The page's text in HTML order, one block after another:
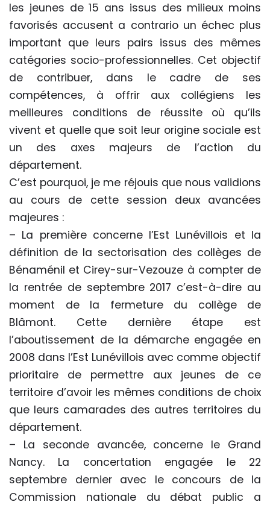
les jeunes de 15 ans issus des milieux moins
favorisés accusent a contrario un échec plus
important que leurs pairs issus des mêmes
catégories socio-professionnelles. Cet objectif
de contribuer, dans le cadre de ses
compétences, à offrir aux collégiens les
meilleures conditions de réussite où qu’ils
vivent et quelle que soit leur origine sociale est
un des axes majeurs de l’action du
département.
C’est pourquoi, je me réjouis que nous validions
au cours de cette session deux avancées
majeures :
– La première concerne l’Est Lunévillois et la
définition de la sectorisation des collèges de
Bénaménil et Cirey-sur-Vezouze à compter de
la rentrée de septembre 2017 c’est-à-dire au
moment de la fermeture du collège de
Blâmont. Cette dernière étape est
l’aboutissement de la démarche engagée en
2008 dans l’Est Lunévillois avec comme objectif
prioritaire de permettre aux jeunes de ce
territoire d’avoir les mêmes conditions de choix
que leurs camarades des autres territoires du
département.
– La seconde avancée, concerne le Grand
Nancy. La concertation engagée le 22
septembre dernier avec le concours de la
Commission nationale du débat public a